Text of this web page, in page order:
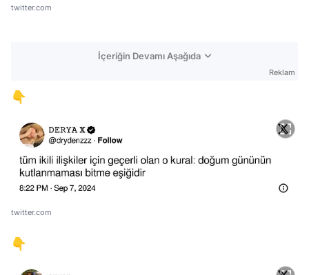
twitter.com
İçeriğin Devamı Aşağıda
Reklam
👇
twitter.com
👇